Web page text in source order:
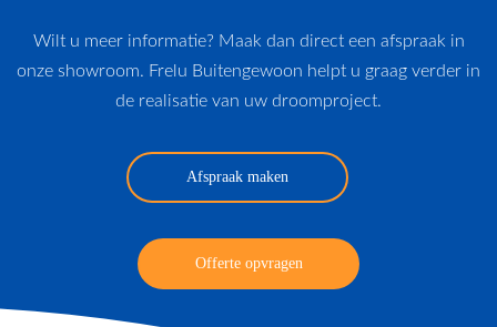
Wilt u meer informatie? Maak dan direct een afspraak in
onze showroom. Frelu Buitengewoon helpt u graag verder in
de realisatie van uw droomproject.
Afspraak maken
Offerte opvragen